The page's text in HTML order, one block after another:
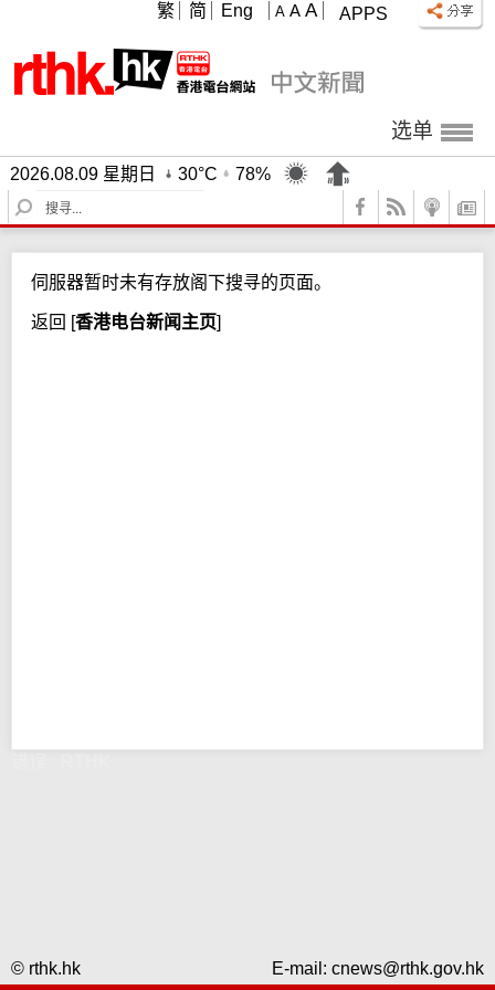
APPS
A A A
繁 简 Eng
选单
2026.08.09 星期日 30°C
78%
S
e
c
h
伺服器暂时未有存放阁下搜寻的页面。
返回 [香港电台新闻主页]
© rthk.hk E-mail: cnews@rthk.gov.hk